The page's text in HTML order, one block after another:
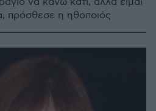
πρόσθεσε η ηθοποιός